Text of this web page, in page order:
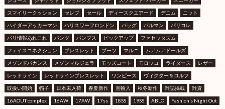
スマイリークッション セレブ セール ディースクエアード デニム ニット
ハイダーアッカーマン ハリスワーフロンドン バッグ バルマン パリコレ
パリ情報あれこれ パンツ パンプス ピックアップ ファセッタズム
フェイスコネクション ブレスレット ブーツ マルニ ムアムアドールズ
メゾンドバカンス メゾンマルジェラ モッズコート モロッコ ライダース レザー
レッドライン レッドラインブレスレット ワンピース ヴィクター＆ロルフ
取扱い開始 帽子 日本未入荷 春夏新作 直輸入 秋冬新作 雑誌掲載 雑貨
16AOUT complex 16AW 17AW 17ss 18SS 19SS ABLO Fashion’s Night Out